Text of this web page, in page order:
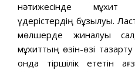
нәтижесінде мұхит
үдерістердің бұзылуы.
мөлшерде жиналуы
мұхиттың өзін-өзі тазарту
онда тіршілік ететін